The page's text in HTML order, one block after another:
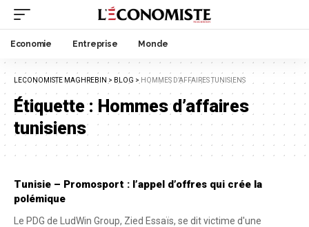
Economie Entreprise Monde
LECONOMISTE MAGHREBIN > BLOG > HOMMES D’AFFAIRES TUNISIENS
Étiquette :Hommes d’affaires
tunisiens
Tunisie – Promosport : l’appel d’offres qui crée la
polémique
Le PDG de LudWin Group, Zied Essaïs, se dit victime d'une